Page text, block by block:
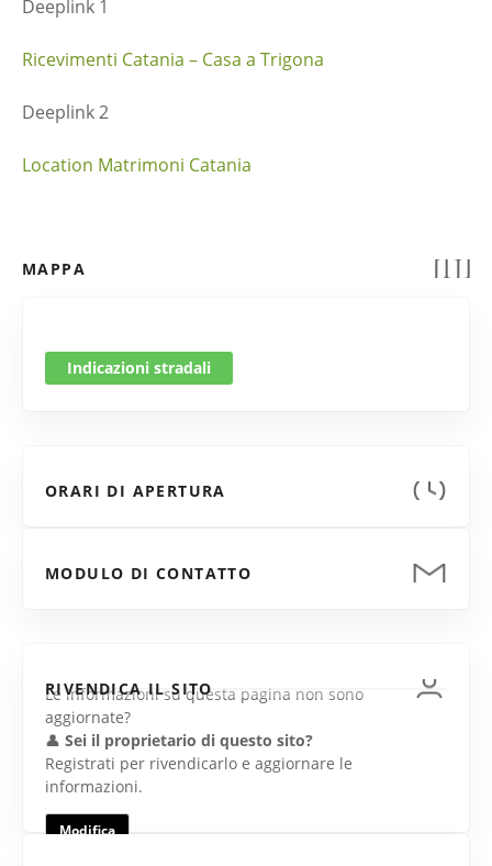
Deeplink 1
Ricevimenti Catania – Casa a Trigona
Deeplink 2
Location Matrimoni Catania
MAPPA
Indicazioni stradali
ORARI DI APERTURA
MODULO DI CONTATTO
RIVENDICA IL SITO
Le informazioni su questa pagina non sono
aggiornate?
👤 Sei il proprietario di questo sito?
Registrati per rivendicarlo e aggiornare le
informazioni.
Modifica